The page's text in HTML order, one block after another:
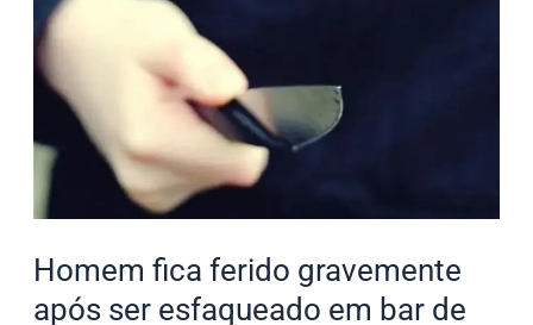
Homem fica ferido gravemente
após ser esfaqueado em bar de
ferido
gravemente
após
esfaqueado
em
bar
de